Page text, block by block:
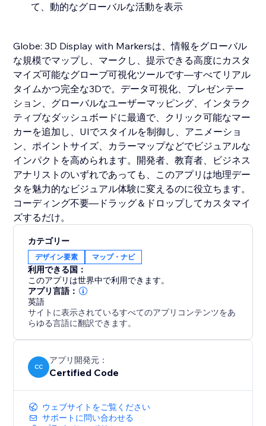
て、動的なグローバルな活動を表示
Globe: 3D Display with Markersは、情報をグローバル
な規模でマップし、マークし、提示できる高度にカスタ
マイズ可能なグローブ可視化ツールです—すべてリアル
タイムかつ完全な3Dで。データ可視化、プレゼンテー
ション、グローバルなユーザーマッピング、インタラク
ティブなダッシュボードに最適で、クリック可能なマー
カーを追加し、UIでスタイルを制御し、アニメーショ
ン、ポイントサイズ、カラーマップなどでビジュアルな
インパクトを高められます。開発者、教育者、ビジネス
アナリストのいずれであっても、このアプリは地理デー
タを魅力的なビジュアル体験に変えるのに役立ちます。
コーディング不要—ドラッグ＆ドロップしてカスタマイ
ズするだけ。
カテゴリー
デザイン要素 マップ・ナビ
利用できる国：
このアプリは世界中で利用できます。
アプリ言語：
英語
サイトに表示されているすべてのアプリコンテンツをあ
らゆる言語に翻訳できます。
CC
アプリ開発元：
Certified Code
ウェブサイトをご覧ください
サポートに問い合わせる